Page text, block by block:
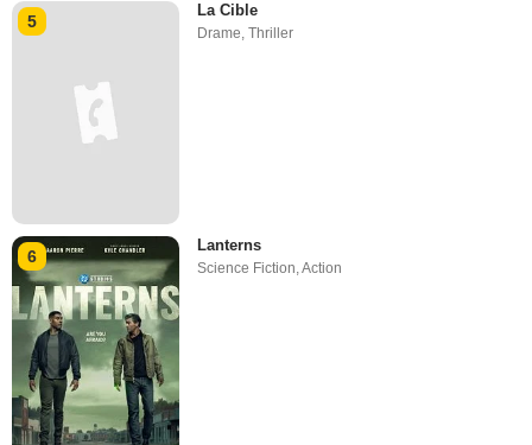
5
La Cible
Drame,Thriller
6
Lanterns
Science Fiction,Action